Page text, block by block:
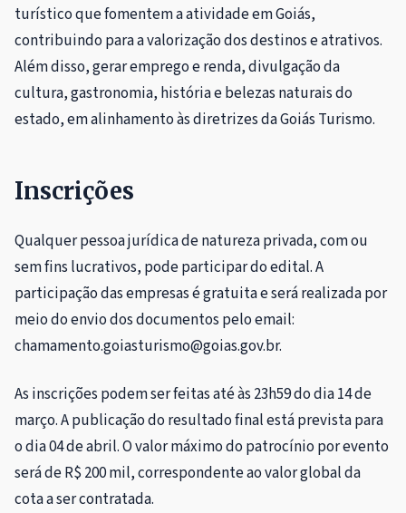
turístico que fomentem a atividade em Goiás,
contribuindo para a valorização dos destinos e atrativos.
Além disso, gerar emprego e renda, divulgação da
cultura, gastronomia, história e belezas naturais do
estado, em alinhamento às diretrizes da Goiás Turismo.
Inscrições
Qualquer pessoa jurídica de natureza privada, com ou
sem fins lucrativos, pode participar do edital. A
participação das empresas é gratuita e será realizada por
meio do envio dos documentos pelo email:
chamamento.goiasturismo@goias.gov.br.
As inscrições podem ser feitas até às 23h59 do dia 14 de
março. A publicação do resultado final está prevista para
o dia 04 de abril. O valor máximo do patrocínio por evento
será de R$ 200 mil, correspondente ao valor global da
cota a ser contratada.